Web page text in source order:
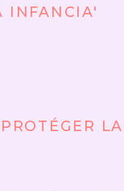
INFANCIA'
LA